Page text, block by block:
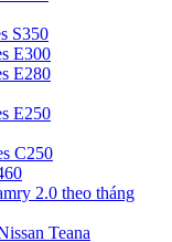
S350
E300
E280
E250
C250
2.0 theo tháng
Teana